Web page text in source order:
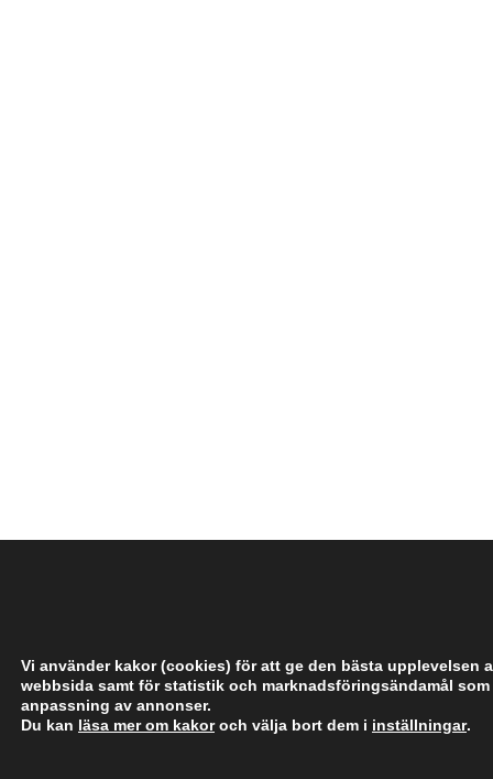
Vi använder kakor (cookies) för att ge den bästa upplevelsen
webbsida samt för statistik och marknadsföringsändamål som
anpassning av annonser.
Du kan läsa mer om kakoroch välja bort dem i inställningar.